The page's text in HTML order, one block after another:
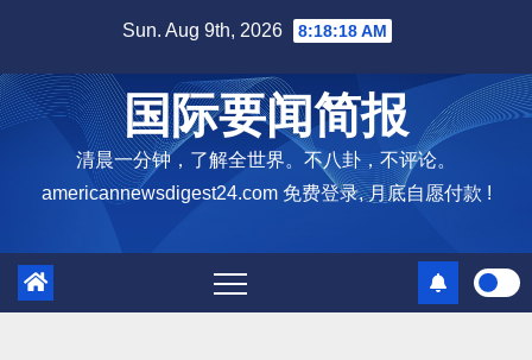
content
Sun. Aug 9th, 2026 8:18:19 AM
国际要闻简报
清晨一分钟，了解全世界。不八卦，不评论。
americannewsdigest24.com 免费登录, 月底自愿付款 !